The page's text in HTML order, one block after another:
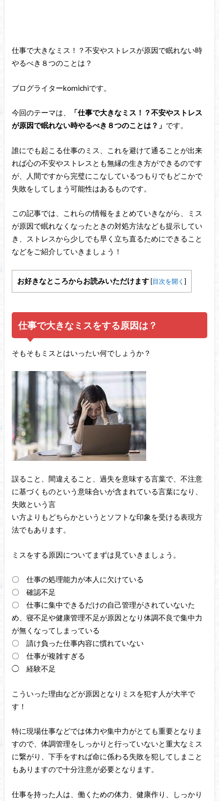
仕事で大きなミス！？不安やストレスが原因で眠れない時
やるべき８つのことは？
ブログライターkomichiです。
今回のテーマは、
「仕事で大きなミス！？不安やストレス
が原因で眠れない時やるべき８つのことは？」 です。
誰にでも起こる仕事のミス、これを避けて通ることが出来
れば心の不安やストレスとも無縁の生き方ができるのです
が、人間ですから完璧にこなしているつもりでもどこかで
失敗をしてしまう可能性はあるものです。
この記事では、これらの情報をまとめていきながら、ミス
が原因で眠れなくなったときの対処方法なども提示してい
き、ストレスから少しでも早く立ち直るためにできること
などをご紹介していきましょう！
お好きなところからお読みいただけます [目次を開く ]
仕事で大きなミスをする原因は？
そもそもミスとはいったい何でしょうか？
誤ること、間違えること、過失を意味する言葉で、不注意
に基づくものという意味合いが含まれている言葉になり、
失敗という言
い方よりもどちらかというとソフトな印象を受ける表現方
法でもあります。
ミスをする原因についてまずは見ていきましょう。
〇 仕事の処理能力が本人に欠けている
〇 確認不足
〇 仕事に集中できるだけの自己管理がされていないた
め、寝不足や健康管理不足が原因となり体調不良で集中力
が無くなってしまっている
〇 請け負った仕事内容に慣れていない
〇 仕事が複雑すぎる
◯ 経験不足
こういった理由などが原因となりミスを犯す人が大半で
す！
特に現場仕事などでは体力や集中力がとても重要となりま
すので、体調管理をしっかりと行っていないと重大なミス
に繋がり、下手をすれば命に係わる失敗を犯してしまこと
もありますので十分注意が必要となります。
仕事を持った人は、働くための体力、健康作り、しっかり